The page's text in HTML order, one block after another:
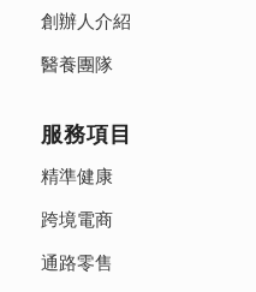
創辦人介紹
醫養團隊
服務項目
精準健康
跨境電商
通路零售